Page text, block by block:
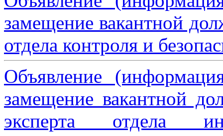
замещение вакантной
отдела контроля и
Объявление
замещение вакантной
эксперта отдела